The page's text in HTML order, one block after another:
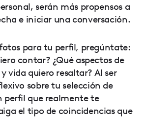
serán más propensos a
e iniciar una conversación.
para tu perfil, pregúntate:
contar? ¿Qué aspectos de
vida quiero resaltar? Al ser
sobre tu selección de
perfil que realmente te
el tipo de coincidencias que